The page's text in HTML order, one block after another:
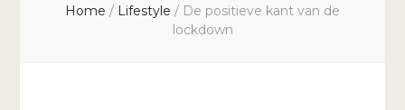
Home / Lifestyle / De positieve kant van de
lockdown